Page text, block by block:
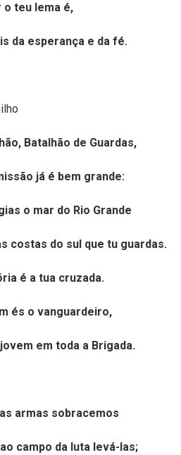
o teu lema é,
da esperança e da fé.
Batalhão de Guardas,
já é bem grande:
o mar do Rio Grande
costas do sul que tu guardas.
é a tua cruzada.
és o vanguardeiro,
em toda a Brigada.
armas sobracemos
campo da luta levá-las;